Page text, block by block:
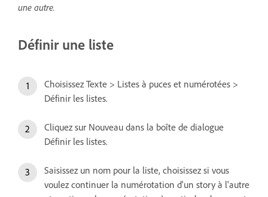
une autre.
Définir une liste
Choisissez Texte > Listes à puces et numérotées >
Définir les listes.
Cliquez sur Nouveau dans la boîte de dialogue
Définir les listes.
Saisissez un nom pour la liste, choisissez si vous
voulez continuer la numérotation d'un story à l'autre